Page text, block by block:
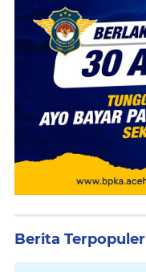
Berita Terpopuler